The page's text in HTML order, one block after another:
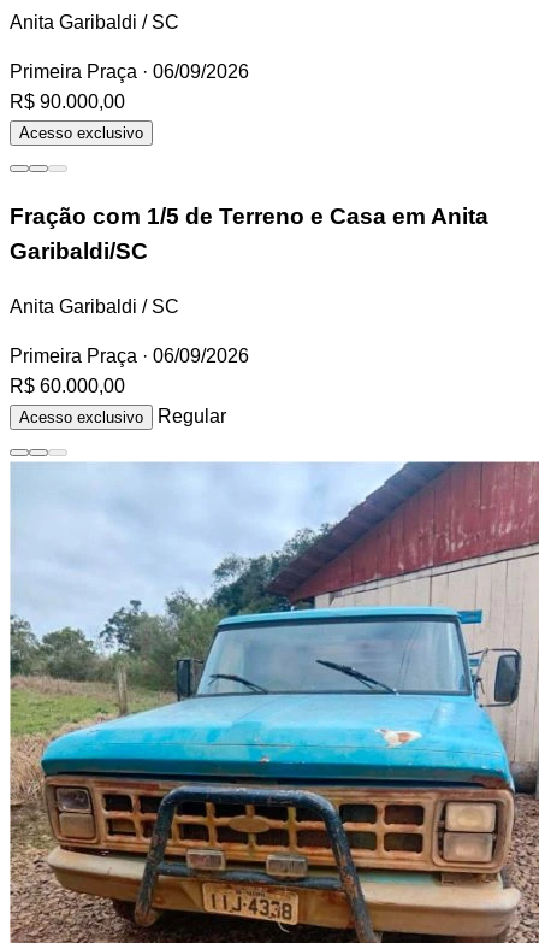
Anita Garibaldi / SC
Primeira Praça · 06/09/2026
R$ 90.000,00
Acesso exclusivo
Fração com 1/5 de Terreno e Casa em Anita
Garibaldi/SC
Anita Garibaldi / SC
Primeira Praça · 06/09/2026
R$ 60.000,00
Acesso exclusivo Regular